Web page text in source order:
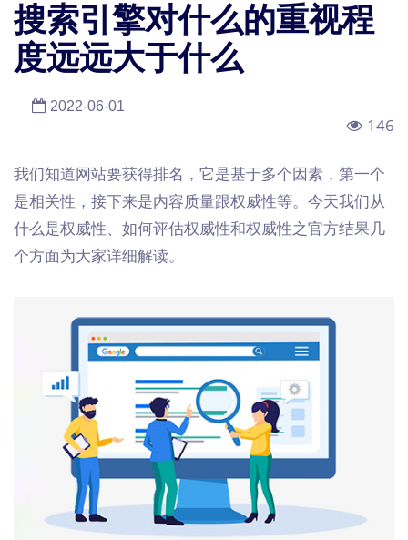
搜索引擎对什么的重视程
度远远大于什么
2022-06-01
146
我们知道网站要获得排名，它是基于多个因素，第一个
是相关性，接下来是内容质量跟权威性等。今天我们从
什么是权威性、如何评估权威性和权威性之官方结果几
个方面为大家详细解读。